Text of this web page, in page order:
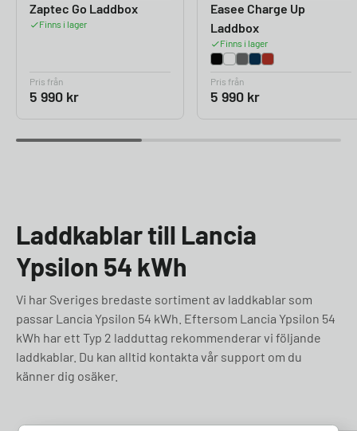
Zaptec Go Laddbox
Finns i lager
Pris från
5 990 kr
Easee Charge Up
Laddbox
Finns i lager
Pris från
5 990 kr
Laddkablar till Lancia
Ypsilon 54 kWh
Vi har Sveriges bredaste sortiment av laddkablar som
passar Lancia Ypsilon 54 kWh. Eftersom Lancia Ypsilon 54
kWh har ett Typ 2 ladduttag rekommenderar vi följande
laddkablar. Du kan alltid kontakta vår support om du
känner dig osäker.